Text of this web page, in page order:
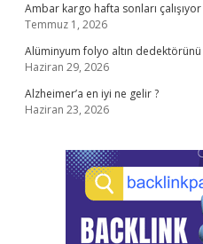
Ambar kargo hafta sonları çalışıyor
Temmuz 1, 2026
Alüminyum folyo altın
Haziran 29, 2026
Alzheimer’a en iyi ne gelir ?
Haziran 23, 2026